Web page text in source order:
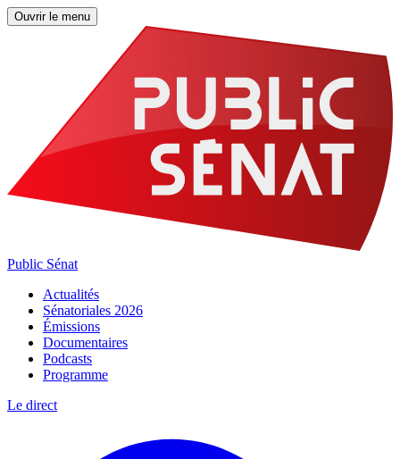
Ouvrir le menu
Public Sénat
Actualités
Sénatoriales 2026
Émissions
Documentaires
Podcasts
Programme
Le direct